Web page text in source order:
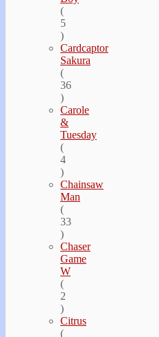
(
5
)
Cardcaptor
Sakura
(
36
)
Carole
&
Tuesday
(
4
)
Chainsaw
Man
(
33
)
Chaser
Game
W
(
2
)
Citrus
(